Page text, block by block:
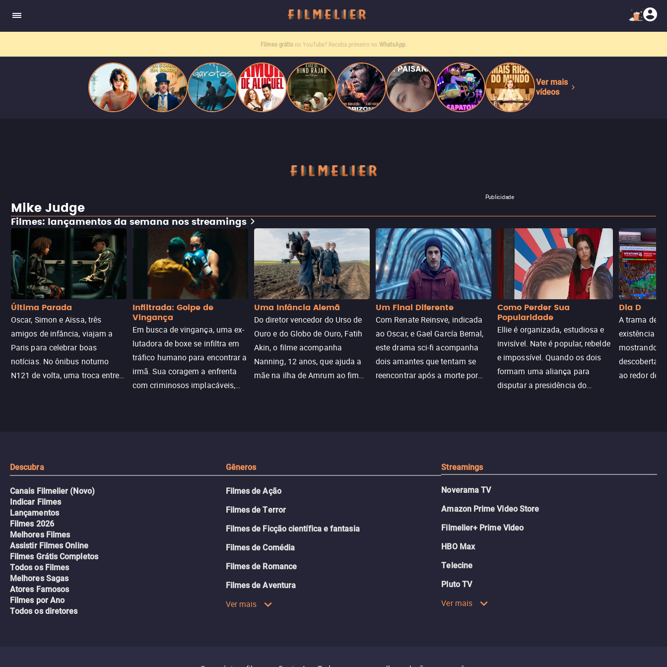
Ver mais
vídeos
Filmes grátis no YouTube? Receba primeiro no WhatsApp.
Publicidade
Mike Judge
Filmes: lançamentos da semana nos streamings
Última Parada
Oscar, Simon e Aïssa, três
amigos de infância, viajam a
Paris para celebrar boas
notícias. No ônibus noturno
N121 de volta, uma troca entre
Infiltrada: Golpe de
Vingança
Em busca de vingança, uma ex-
lutadora de boxe se infiltra em
tráfico humano para encontrar a
irmã. Sua coragem a enfrenta
com criminosos implacáveis,
Uma Infância Alemã
Do diretor vencedor do Urso de
Ouro e do Globo de Ouro, Fatih
Akin, o filme acompanha
Nanning, 12 anos, que ajuda a
mãe na ilha de Amrum ao fim
Um Final Diferente
Com Renate Reinsve, indicada
ao Oscar, e Gael García Bernal,
este drama sci-fi acompanha
dois amantes que tentam se
reencontrar após a morte por
Como Perder Sua
Popularidade
Ellie é organizada, estudiosa e
invisível. Nate é popular, rebelde
e impossível. Quando os dois
formam uma aliança para
disputar a presidência do
Dia D
A trama de
existência
mostrando
descoberta
ao redor do
Descubra
Canais Filmelier (Novo)
Indicar Filmes
Lançamentos
Filmes 2026
Melhores Filmes
Assistir Filmes Online
Filmes Grátis Completos
Todos os Filmes
Melhores Sagas
Atores Famosos
Filmes por Ano
Todos os diretores
Gêneros
Filmes de Ação
Filmes de Terror
Filmes de Ficção científica e fantasia
Filmes de Comédia
Filmes de Romance
Filmes de Aventura
Ver mais
Streamings
Noverama TV
Amazon Prime Video Store
Filmelier+ Prime Video
HBO Max
Telecine
Pluto TV
Ver mais